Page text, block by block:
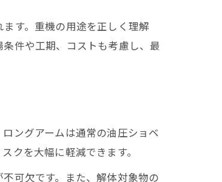
す。重機の用途を正しく理解
件や工期、コストも考慮し、最
ングアームは通常の油圧ショベ
クを大幅に軽減できます。
可欠です。また、解体対象物の